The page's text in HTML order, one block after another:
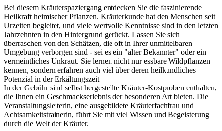
Bei diesem Kräuterspaziergang entdecken Sie die faszinierende
Heilkraft heimischer Pflanzen. Kräuterkunde hat den Menschen seit
Urzeiten begleitet, und viele wertvolle Kenntnisse sind in den letzten
Jahrzehnten in den Hintergrund gerückt. Lassen Sie sich
überraschen von den Schätzen, die oft in Ihrer unmittelbaren
Umgebung verborgen sind - sei es ein "alter Bekannter" oder ein
vermeintliches Unkraut. Sie lernen nicht nur essbare Wildpflanzen
kennen, sondern erfahren auch viel über deren heilkundliches
Potenzial in der Erkältungszeit
In der Gebühr sind selbst hergestellte Kräuter-Kostproben enthalten,
die Ihnen ein Geschmackserlebnis der besonderen Art bieten. Die
Veranstaltungsleiterin, eine ausgebildete Kräuterfachfrau und
Achtsamkeitstrainerin, führt Sie mit viel Wissen und Begeisterung
durch die Welt der Kräuter.